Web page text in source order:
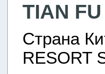
TIAN
Страна
RESORT